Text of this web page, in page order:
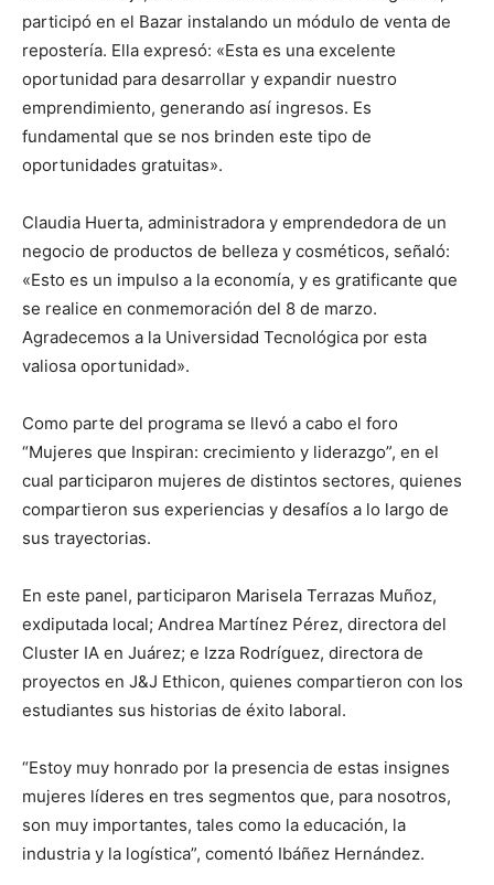
participó en el Bazar instalando un módulo de venta de
repostería. Ella expresó: «Esta es una excelente
oportunidad para desarrollar y expandir nuestro
emprendimiento, generando así ingresos. Es
fundamental que se nos brinden este tipo de
oportunidades gratuitas».
Claudia Huerta, administradora y emprendedora de un
negocio de productos de belleza y cosméticos, señaló:
«Esto es un impulso a la economía, y es gratificante que
se realice en conmemoración del 8 de marzo.
Agradecemos a la Universidad Tecnológica por esta
valiosa oportunidad».
Como parte del programa se llevó a cabo el foro
“Mujeres que Inspiran: crecimiento y liderazgo”, en el
cual participaron mujeres de distintos sectores, quienes
compartieron sus experiencias y desafíos a lo largo de
sus trayectorias.
En este panel, participaron Marisela Terrazas Muñoz,
exdiputada local; Andrea Martínez Pérez, directora del
Cluster IA en Juárez; e Izza Rodríguez, directora de
proyectos en J&J Ethicon, quienes compartieron con los
estudiantes sus historias de éxito laboral.
“Estoy muy honrado por la presencia de estas insignes
mujeres líderes en tres segmentos que, para nosotros,
son muy importantes, tales como la educación, la
industria y la logística”, comentó Ibáñez Hernández.